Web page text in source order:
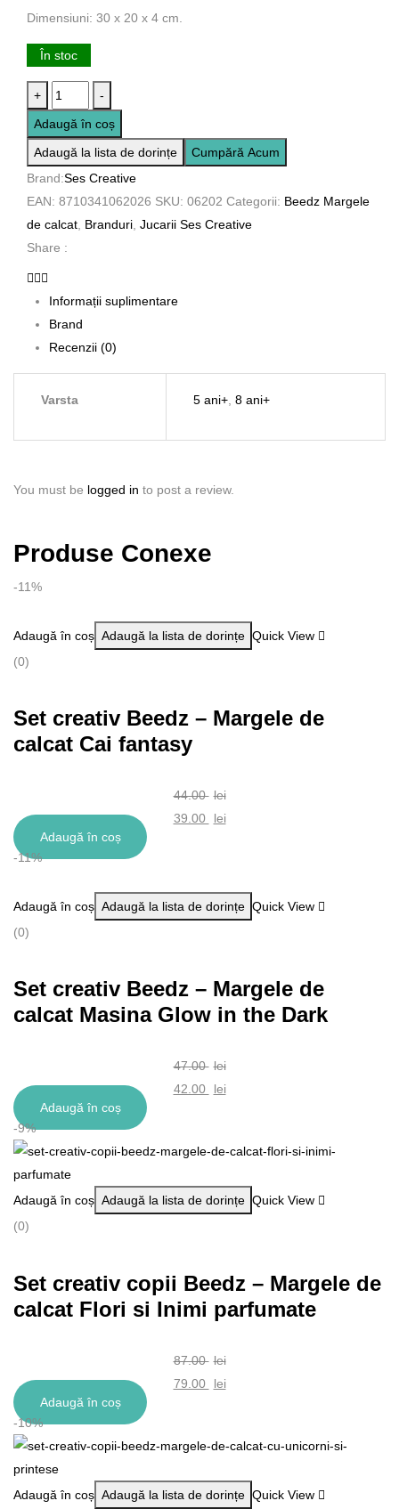
Dimensiuni: 30 x 20 x 4 cm.
În stoc
+
Cantitate
Set
creativ
-
Margele
de
calcat
cu
dinozaurilor
pentru
copii
-
Adaugă în coș
Adaugă la lista de dorințe
Cumpără Acum
Brand:Ses Creative
EAN: 8710341062026 SKU: 06202 Categorii: Beedz Margele
de calcat, Branduri, Jucarii Ses Creative
Share :
Informații suplimentare
Brand
Recenzii (0)
Varsta 5 ani+, 8 ani+
You must be logged in to post a review.
Produse Conexe
-11%
Adaugă în coș Adaugă la lista de dorințe Quick View
(0)
Set creativ Beedz – Margele de
calcat Cai fantasy
44.00 lei
Prețul
44.00 lei.
39.00
lei
39.00 lei.
Adaugă în coș
-11%
Adaugă în coș Adaugă la lista de dorințe Quick View
(0)
Set creativ Beedz – Margele de
calcat Masina Glow in the Dark
47.00 lei
Prețul
fost:
42.00
lei
este:
Adaugă în coș
-9%
Adaugă în coș Adaugă la lista de dorințe Quick View
(0)
Set creativ copii Beedz – Margele de
calcat Flori si Inimi parfumate
87.00 lei
Prețul
fost:
79.00
lei
este:
Adaugă în coș
-10%
Adaugă în coș Adaugă la lista de dorințe Quick View